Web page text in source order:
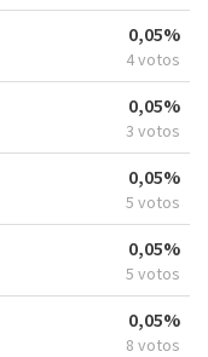
0,05%
4 votos
0,05%
3 votos
0,05%
5 votos
0,05%
5 votos
0,05%
8 votos